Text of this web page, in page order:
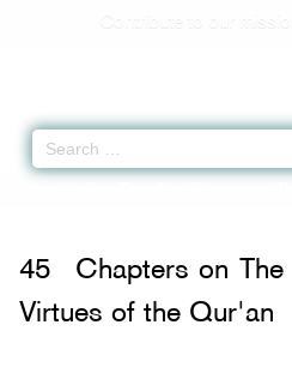
45
Chapters on The
Virtues of the Qur'an